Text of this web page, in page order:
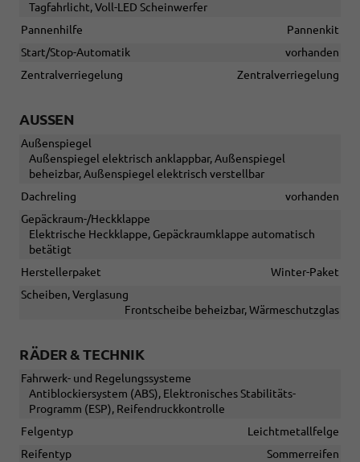
Tagfahrlicht, Voll-LED Scheinwerfer
Pannenhilfe
Pannenkit
Start/Stop-Automatik
vorhanden
Zentralverriegelung
Zentralverriegelung
AUSSEN
Außenspiegel
Außenspiegel elektrisch anklappbar, Außenspiegel
beheizbar, Außenspiegel elektrisch verstellbar
Dachreling
vorhanden
Gepäckraum-/Heckklappe
Elektrische Heckklappe, Gepäckraumklappe automatisch
betätigt
Herstellerpaket
Winter-Paket
Scheiben, Verglasung
Frontscheibe beheizbar, Wärmeschutzglas
RÄDER & TECHNIK
Fahrwerk- und Regelungssysteme
Antiblockiersystem (ABS), Elektronisches Stabilitäts-
Programm (ESP), Reifendruckkontrolle
Felgentyp
Leichtmetallfelge
Reifentyp
Sommerreifen